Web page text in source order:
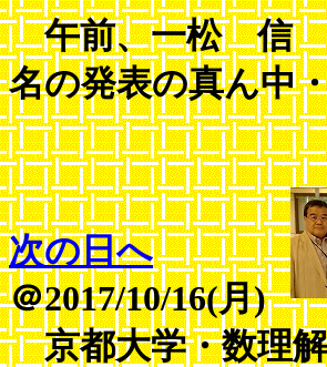
午前、一松 信
名の発表の真ん中
次の日へ
＠2017/10/16(月)
京都大学・数理解